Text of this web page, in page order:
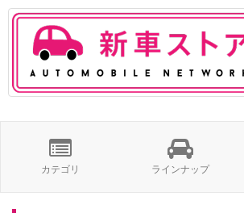
カテゴリ ラインナップ